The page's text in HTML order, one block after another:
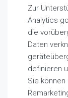
Zur
Analytics
die
Daten
definieren
Sie